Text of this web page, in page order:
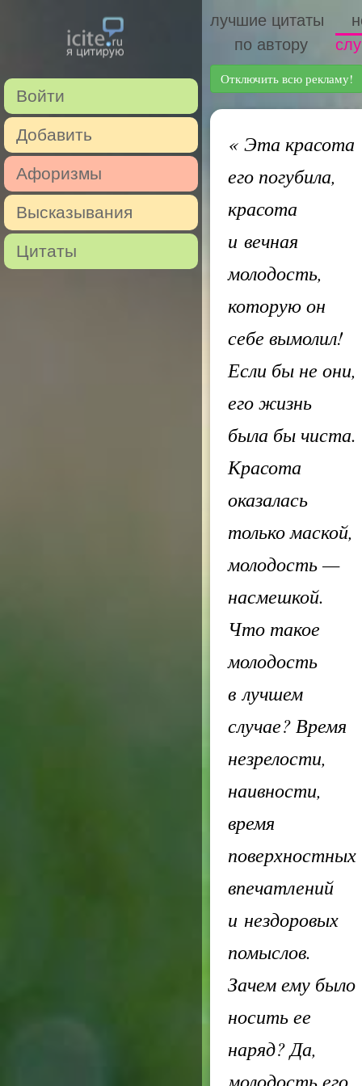
Войти
Добавить
Афоризмы
Высказывания
Цитаты
лучшие цитаты
по автору
Отключить всю рекламу!
«Эта красота
его погубила,
красота
и вечная
молодость,
которую он
себе вымолил!
Если бы не они,
его жизнь
была бы чиста.
Красота
оказалась
только маской,
молодость —
насмешкой.
Что такое
молодость
в лучшем
случае? Время
незрелости,
наивности,
время
поверхностных
впечатлений
и нездоровых
помыслов.
Зачем ему было
носить ее
наряд? Да,
молодость его